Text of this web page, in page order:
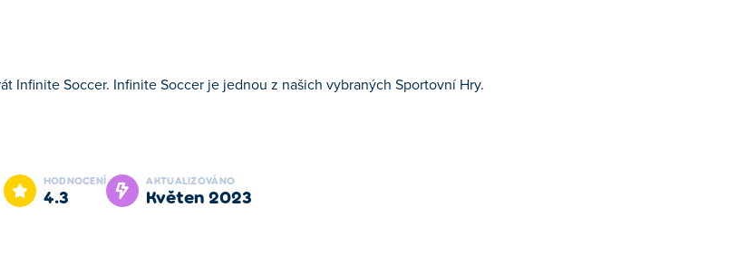
Infinite Soccer. Infinite Soccer je jednou z našich vybraných Sportovní Hry.
z našich vybraných Sportovní Hry.
HODNOCENÍ
4.3
AKTUALIZOVÁNO
květen 2023